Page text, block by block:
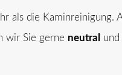
als die Kaminreinigung.
wir Sie gerne neutral